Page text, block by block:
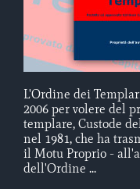
L'Ordine dei
2006 per volere del
templare, Custode
nel 1981, che ha
il Motu Proprio -
dell'Ordine ...